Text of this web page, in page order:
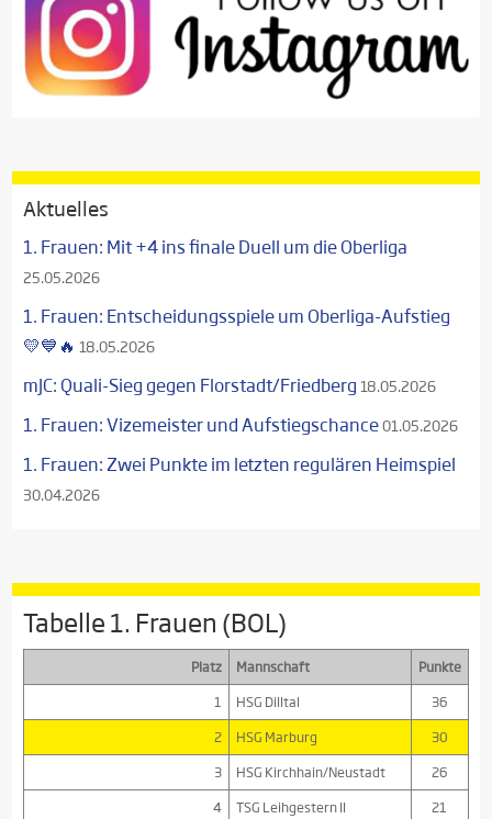
Aktuelles
1. Frauen: Mit +4 ins finale Duell um die Oberliga
25.05.2026
1. Frauen: Entscheidungsspiele um Oberliga-Aufstieg
💛💙🔥 18.05.2026
mJC: Quali-Sieg gegen Florstadt/Friedberg 18.05.2026
1. Frauen: Vizemeister und Aufstiegschance01.05.2026
1. Frauen: Zwei Punkte im letzten regulären Heimspiel
30.04.2026
Tabelle 1. Frauen (BOL)
Platz Mannschaft
Punkte
1
HSG Dilltal
36
2
HSG Marburg
30
3
HSG Kirchhain/Neustadt
26
4
TSG Leihgestern II
21